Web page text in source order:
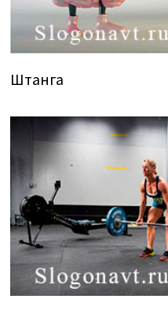
Штанга